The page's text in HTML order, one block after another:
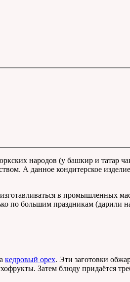
народов (у башкир и татар
А данное кондитерское
в промышленных
по большим праздникам (дарили
кедровый орех. Эти заготовки
Затем блюду придаётся